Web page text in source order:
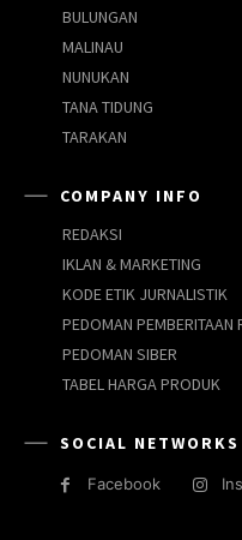
BULUNGAN
MALINAU
NUNUKAN
TANA TIDUNG
TARAKAN
COMPANY INFO
REDAKSI
IKLAN & MARKETING
KODE ETIK JURNALISTIK
PEDOMAN PEMBERITAAN
PEDOMAN SIBER
TABEL HARGA PRODUK
SOCIAL NETWORKS
Facebook